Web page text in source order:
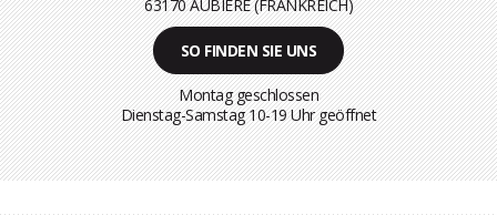
63170 AUBIÈRE (FRANKREICH)
SO FINDEN SIE UNS
Montag geschlossen
Dienstag-Samstag 10-19 Uhr geöffnet